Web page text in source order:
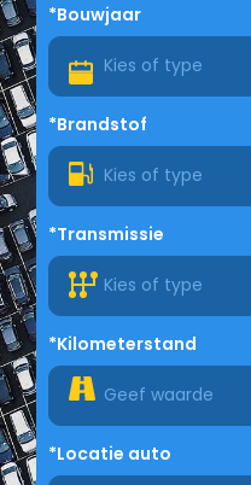
*Bouwjaar
*Brandstof
Kies of type
*Transmissie
Kies of type
*Kilometerstand
*Locatie auto